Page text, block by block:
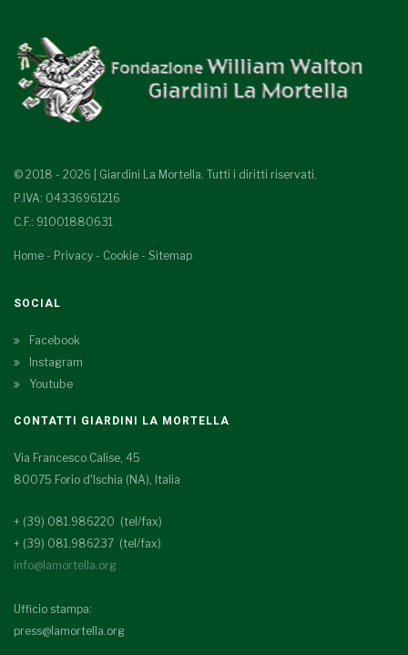
© 2018 - 2026 | Giardini La Mortella. Tutti i diritti riservati.
P.IVA: 04336961216
C.F.: 91001880631
Home - Privacy - Cookie - Sitemap
SOCIAL
Facebook
Instagram
Youtube
CONTATTI GIARDINI LA MORTELLA
Via Francesco Calise, 45
80075 Forio d'Ischia (NA), Italia
+ (39) 081.986220 (tel/fax)
+ (39) 081.986237 (tel/fax)
info@lamortella.org
Ufficio stampa:
press@lamortella.org